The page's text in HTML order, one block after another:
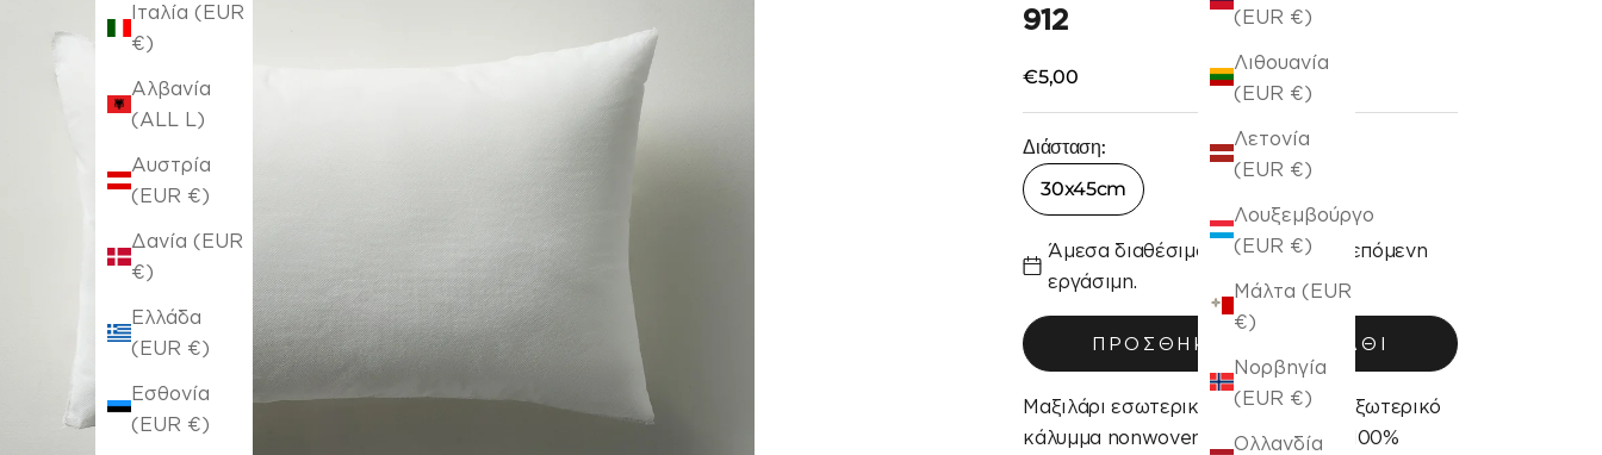
(EUR €)
Λιθουανία
(EUR €)
Λετονία
(EUR €)
Λουξεμβούργο
(EUR €)
Μάλτα (EUR
€)
Νορβηγία
(EUR €)
Ολλανδία
Ιταλία (EUR
€)
Αλβανία
(ALL L)
Αυστρία
(EUR €)
Δανία (EUR
€)
Ελλάδα
(EUR €)
Εσθονία
(EUR €)
912
Τιμή πώλησης
€5,00
Διάσταση:
30x45cm
Άμεσα διαθέσιμο, αποστολή την επόμενη
εργάσιμη.
ΠΡΟΣΘΉΚΗ ΣΤΟ ΚΑΛΆΘΙ
Μαξιλάρι εσωτερικής γέμισης από εξωτερικό
κάλυμμα nonwoven και γέμιση από 100%